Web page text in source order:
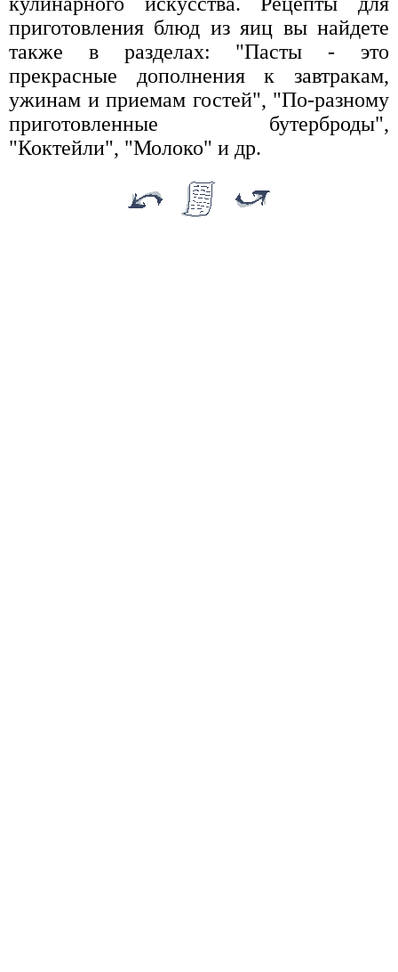
приготовления блюд из яиц вы найдете
также в разделах: "Пасты - это
прекрасные дополнения к завтракам,
ужинам и приемам гостей", "По-разному
приготовленные бутерброды",
"Коктейли", "Молоко" и др.